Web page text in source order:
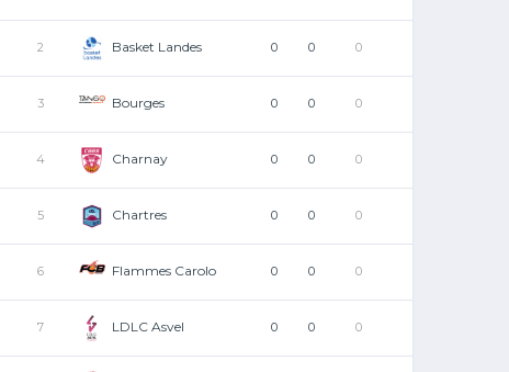
2 Basket Landes 0 0 0
3 Bourges 0 0 0
4 Charnay 0 0 0
5 Chartres 0 0 0
6 Flammes Carolo 0 0 0
7 LDLC Asvel 0 0 0